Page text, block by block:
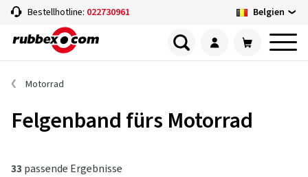
Bestellhotline: 022730961 Belgien
Motorrad
Felgenband fürs Motorrad
33 passende Ergebnisse